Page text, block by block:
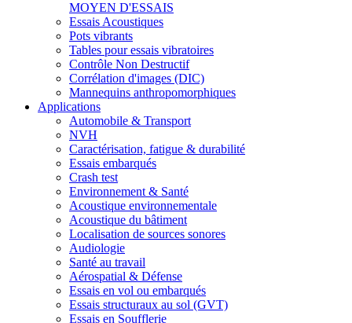
MOYEN D'ESSAIS
Essais Acoustiques
Pots vibrants
Tables pour essais vibratoires
Contrôle Non Destructif
Corrélation d'images (DIC)
Mannequins anthropomorphiques
Applications
Automobile & Transport
NVH
Caractérisation, fatigue & durabilité
Essais embarqués
Crash test
Environnement & Santé
Acoustique environnementale
Acoustique du bâtiment
Localisation de sources sonores
Audiologie
Santé au travail
Aérospatial & Défense
Essais en vol ou embarqués
Essais structuraux au sol (GVT)
Essais en Soufflerie